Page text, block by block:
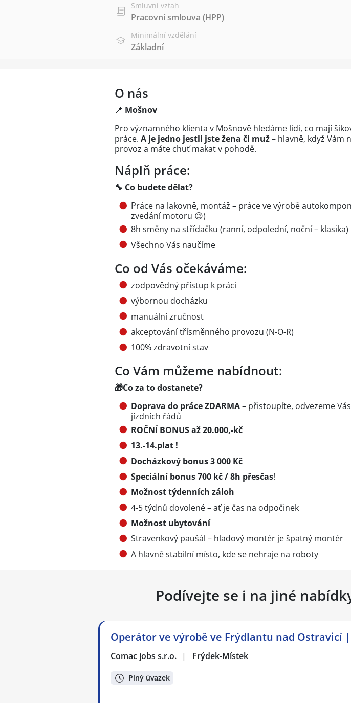
Smluvní vztah
Pracovní smlouva (HPP)
Minimální vzdělání
Základní
O nás
📍 Mošnov
Pro významného klienta v Mošnově hledáme lidi, co mají
práce. A je jedno jestli jste žena či muž– hlavně, když Vám
provoz a máte chuť makat v pohodě.
Náplň práce:
🔧 Co budete dělat?
Práce na lakovně, montáž – práce ve výrobě
zvedání motoru 😉)
8h směny na střídačku (ranní, odpolední, noční – klasika)
Všechno Vás naučíme
Co od Vás očekáváme:
zodpovědný přístup k práci
výbornou docházku
manuální zručnost
akceptování třísměnného provozu (N-O-R)
100% zdravotní stav
Co Vám můžeme nabídnout:
🎁Co za to dostanete?
Doprava do práce ZDARMA– přistoupíte, odvezeme
jízdních řádů
ROČNÍ BONUS až 20.000,-kč
13.-14.plat !
Docházkový bonus 3 000 Kč
Speciální bonus 700 kč / 8h přesčas!
Možnost týdenních záloh
4-5 týdnů dovolené – ať je čas na odpočinek
Možnost ubytování
Stravenkový paušál – hladový montér je špatný montér
A hlavně stabilní místo, kde se nehraje na roboty
Podívejte se i na jiné
Operátor ve výrobě ve Frýdlantu nad Ostravicí
Comac jobs s.r.o. | Frýdek-Místek
Plný úvazek